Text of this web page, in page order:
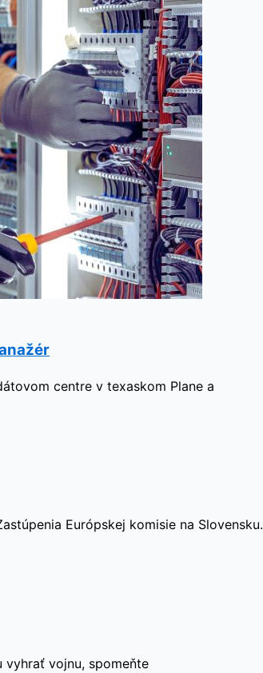
centre v texaskom Plane a
Európskej komisie na Slovensku.
vyhrať vojnu, spomeňte